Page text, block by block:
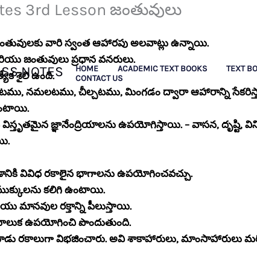
NOTES HOME ACADEMIC TEXT BOOKS TEXT
CONTACT US
3rd Lesson జంతువులు
వారి స్వంత ఆహారపు అలవాట్లు ఉన్నాయి.
ప్రధాన వనరులు.
శైలి ఉంది.
నమలటము, చీల్చటము, మింగడం ద్వారా ఆహారాన్ని
జ్ఞానేంద్రియాలను ఉపయోగిస్తాయి. – వాసన, దృష్టి,
వివిధ రకాలైన భాగాలను ఉపయోగించవచ్చు.
కలిగి ఉంటాయి.
మానవుల రక్తాన్ని పీలుస్తాయి.
ఉపయోగించి పొందుతుంది.
రకాలుగా విభజించారు. అవి శాకాహారులు, మాంసాహారులు